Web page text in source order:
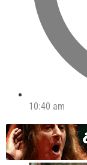
10:40 am